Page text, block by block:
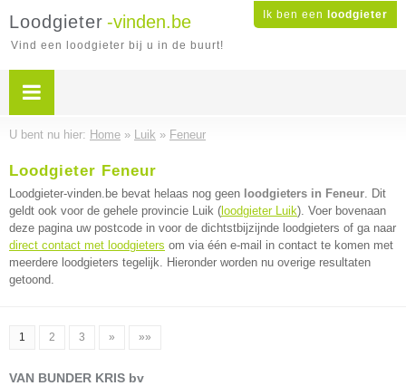
Ik ben een loodgieter
Loodgieter -vinden.be
Vind een loodgieter bij u in de buurt!
U bent nu hier: Home » Luik » Feneur
Loodgieter Feneur
Loodgieter-vinden.be bevat helaas nog geen loodgieters in Feneur. Dit
geldt ook voor de gehele provincie Luik ( loodgieter Luik). Voer bovenaan
deze pagina uw postcode in voor de dichtstbijzijnde loodgieters of ga naar
direct contact met loodgieters om via één e-mail in contact te komen met
meerdere loodgieters tegelijk. Hieronder worden nu overige resultaten
getoond.
1 2 3 » »»
VAN BUNDER KRIS bv